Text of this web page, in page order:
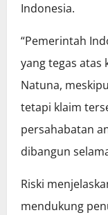
Indonesia.
“Pemerintah
yang tegas atas
Natuna,
tetapi klaim
persahabatan
dibangun
Riski
mendukung